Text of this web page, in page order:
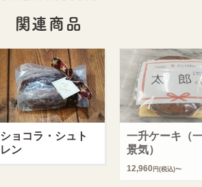
関連商品
ショコラ・シュト
レン
一升ケーキ（
景気）
12,960 円(税込)〜